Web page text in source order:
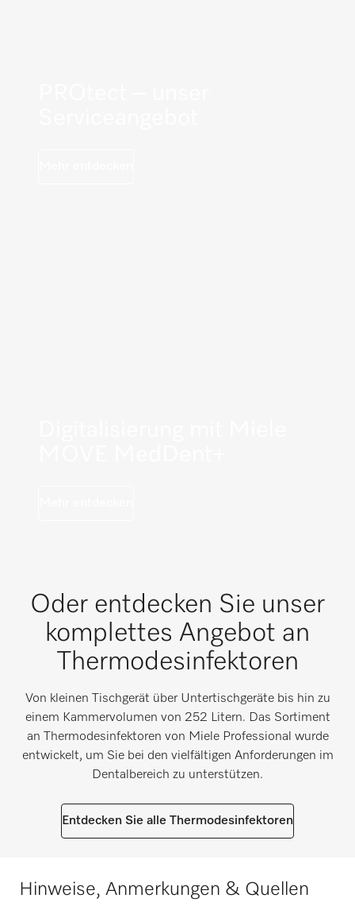
Oder entdecken Sie unser
komplettes Angebot an
Thermodesinfektoren
Von kleinen Tischgerät über Untertischgeräte bis hin zu
einem Kammervolumen von 252 Litern. Das Sortiment
an Thermodesinfektoren von Miele Professional wurde
entwickelt, um Sie bei den vielfältigen Anforderungen im
Dentalbereich zu unterstützen.
Entdecken Sie alle Thermodesinfektoren
Hinweise, Anmerkungen & Quellen